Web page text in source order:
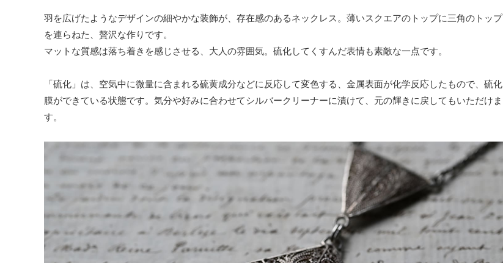
Cutlery
Cloth
Base
- Old
Dress
Bag
羽を広げたようなデザインの細やかな装飾が、存在感のあるネックレス。薄いスクエアのトップに三角のトップ
を連らねた、贅沢な作りです。
マットな質感は落ち着きを感じさせる、大人の雰囲気。硫化してくすんだ表情も素敵な一点です。
「硫化」は、空気中に微量に含まれる硫黄成分などに反応して変色する、金属表面が化学反応したもので、硫化
膜ができている状態です。気分や好みに合わせてシルバークリーナーに漬けて、元の輝きに戻してもいただけま
す。